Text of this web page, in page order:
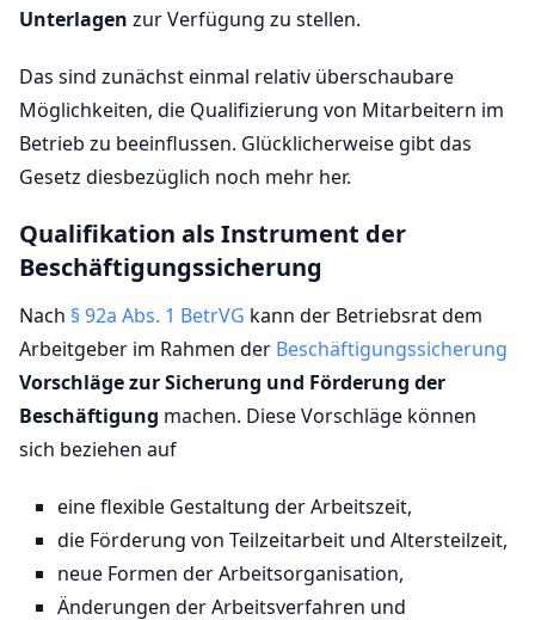
Unterlagen zur Verfügung zu stellen.
Das sind zunächst einmal relativ überschaubare
Möglichkeiten, die Qualifizierung von Mitarbeitern im
Betrieb zu beeinflussen. Glücklicherweise gibt das
Gesetz diesbezüglich noch mehr her.
Qualifikation als Instrument der
Beschäftigungssicherung
Nach § 92a Abs. 1 BetrVG kann der Betriebsrat dem
Arbeitgeber im Rahmen der Beschäftigungssicherung
Vorschläge zur Sicherung und Förderung der
Beschäftigung machen. Diese Vorschläge können
sich beziehen auf
eine flexible Gestaltung der Arbeitszeit,
die Förderung von Teilzeitarbeit und Altersteilzeit,
neue Formen der Arbeitsorganisation,
Änderungen der Arbeitsverfahren und